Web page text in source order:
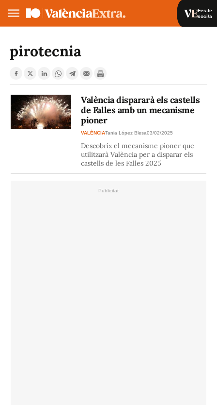
Fes-te
soci/a
VA
pirotecnia
València dispararà els castells
de Falles amb un mecanisme
pioner
VALÈNCIATania López Blesa03/02/2025
Descobrix el mecanisme pioner que
utilitzarà València per a disparar els
castells de les Falles 2025